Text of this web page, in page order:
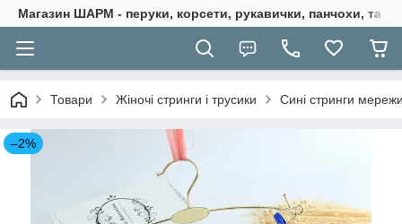
Магазин ШАРМ - перуки, корсети, рукавички, панчохи, та
Товари Жіночі стринги і трусики Сині стринги
–2%